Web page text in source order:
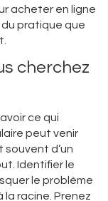
acheter en ligne
pratique que
cherchez
ce qui
peut venir
souvent d’un
Identifier le
le problème
la racine. Prenez